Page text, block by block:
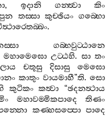
, ඉදානි ගන‍්ත්‍වා
කිං
තස‍්සා කුච‍්ඡියං ගබ‍්භො
.
ගබ‍්භවුට‍්ඨානෙ
මහාමෙඝො උට‍්ඨහි. සා තං
චතූසු දිසාසු
මෙඝො
කාතුං වායමාහී”ති. සො
කුටිකං කත්‍වා “ඡදනත්‍ථාය
මහාවම‍්මිකපාදෙ
තිණං
කණ‍්හසප‍්පො පාදෙ